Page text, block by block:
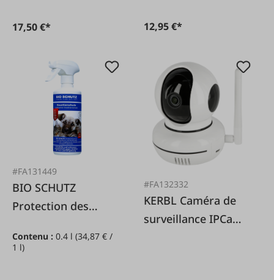
17,50 €* 12,95 €*
#FA131449
BIO SCHUTZ
Protection des
domestiques 400 ml
Contenu : 0.4 l (34,87 € /
1 l)
#FA132332
KERBL Caméra de
surveillance IPCam